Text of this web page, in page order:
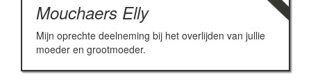
Mouchaers Elly
Mijn oprechte deelneming bij het overlijden van jullie
moeder en grootmoeder.